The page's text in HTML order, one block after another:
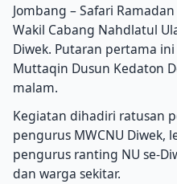
Jombang – Safari
Wakil Cabang Nahdlatul
Diwek. Putaran pertama
Muttaqin Dusun Kedaton
malam.
Kegiatan dihadiri ratusan
pengurus MWCNU Diwek,
pengurus ranting NU se-
dan warga sekitar.